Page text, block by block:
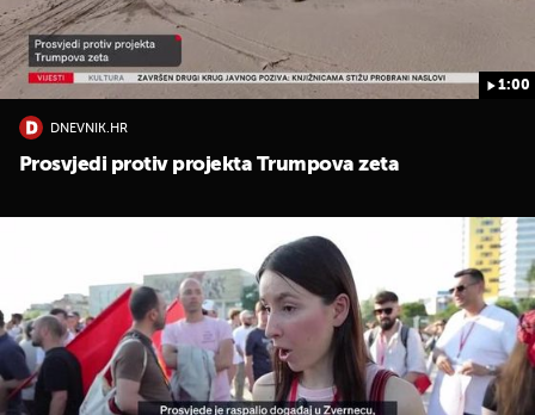
1:00
DNEVNIK.HR
Prosvjedi protiv projekta Trumpova zeta